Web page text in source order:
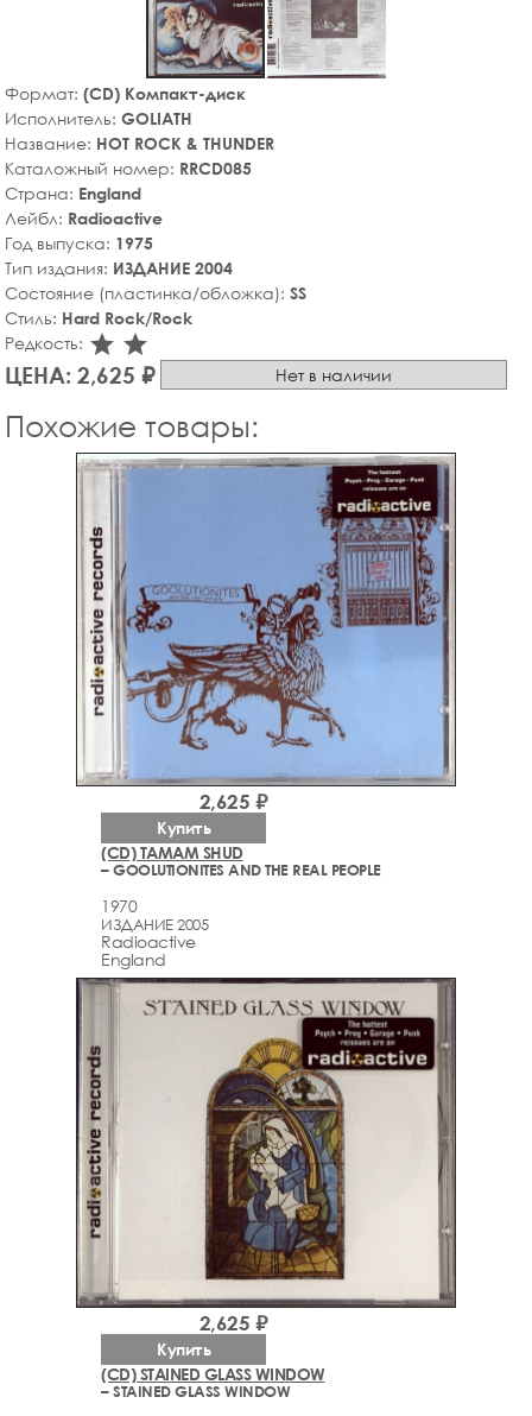
Формат: (CD) Компакт-диск
Исполнитель: GOLIATH
Название: HOT ROCK & THUNDER
Каталожный номер: RRCD085
Страна: England
Лейбл: Radioactive
Год выпуска: 1975
Тип издания: ИЗДАНИЕ 2004
Состояние (пластинка/обложка): SS
Стиль: Hard Rock/Rock
Редкость: star_rate
star_rate
ЦЕНА: 2,625 ₽ Нет в наличии
Похожие товары:
(CD) TAMAM SHUD
– GOOLUTIONITES AND THE REAL PEOPLE
1970
ИЗДАНИЕ 2005
Radioactive
England
2,625 ₽
Купить
(CD) STAINED GLASS WINDOW
– STAINED GLASS WINDOW
2,625 ₽
Купить